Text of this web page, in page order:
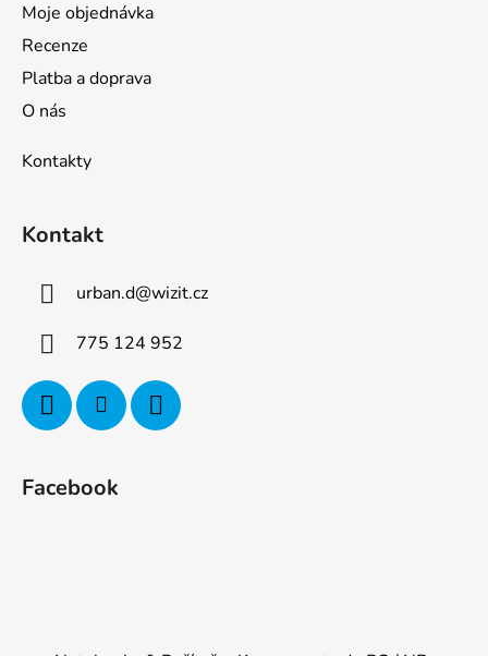
Moje objednávka
Recenze
Platba a doprava
O nás
Kontakty
Kontakt
urban.d@wizit.cz
775 124 952
Facebook